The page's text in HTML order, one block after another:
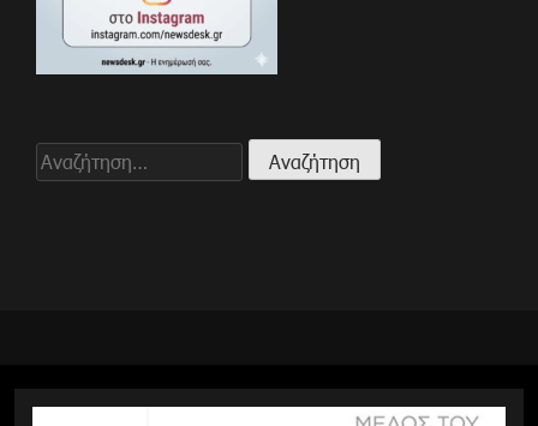
Αναζήτηση
για: